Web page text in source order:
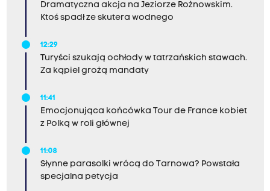
Dramatyczna akcja na Jeziorze Rożnowskim.
Ktoś spadł ze skutera wodnego
12:29
Turyści szukają ochłody w tatrzańskich stawach.
Za kąpiel grożą mandaty
11:41
Emocjonująca końcówka Tour de France kobiet
z Polką w roli głównej
11:08
Słynne parasolki wrócą do Tarnowa? Powstała
specjalna petycja